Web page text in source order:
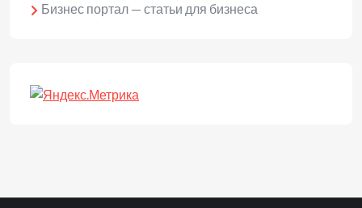
Бизнес портал — статьи для бизнеса